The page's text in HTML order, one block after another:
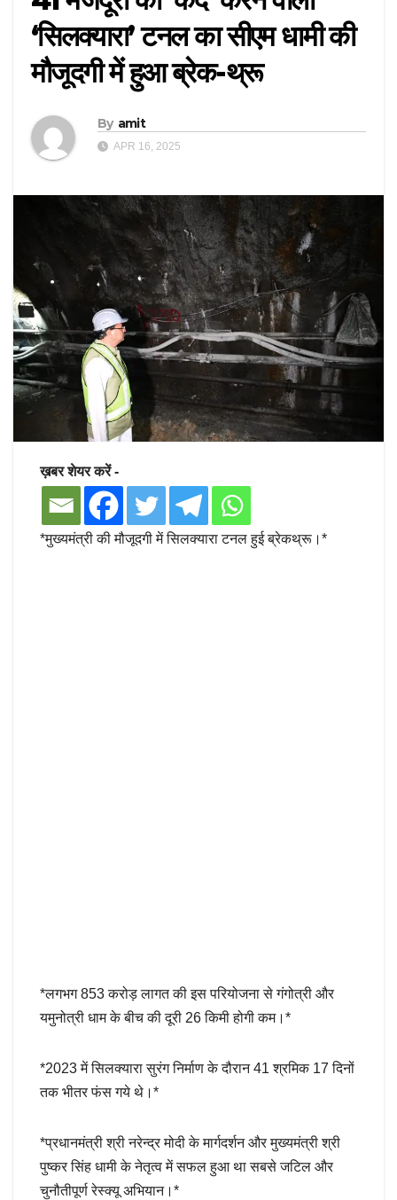
‘सिलक्यारा’ टनल का सीएम धामी की
मौजूदगी में हुआ ब्रेक-थ्रू
By amit
APR 16, 2025
ख़बर शेयर करें -
*मुख्यमंत्री की मौजूदगी में सिलक्यारा टनल हुई ब्रेकथ्रू।*
*लगभग 853 करोड़ लागत की इस परियोजना से गंगोत्री और
यमुनोत्री धाम के बीच की दूरी 26 किमी होगी कम।*
*2023 में सिलक्यारा सुरंग निर्माण के दौरान 41 श्रमिक 17 दिनों
तक भीतर फंस गये थे।*
*प्रधानमंत्री श्री नरेन्द्र मोदी के मार्गदर्शन और मुख्यमंत्री श्री
पुष्कर सिंह धामी के नेतृत्व में सफल हुआ था सबसे जटिल और
चुनौतीपूर्ण रेस्क्यू अभियान।*